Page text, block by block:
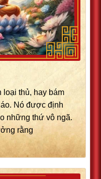
loại thủ, hay bám
Nó được định
những thứ vô ngã.
rằng